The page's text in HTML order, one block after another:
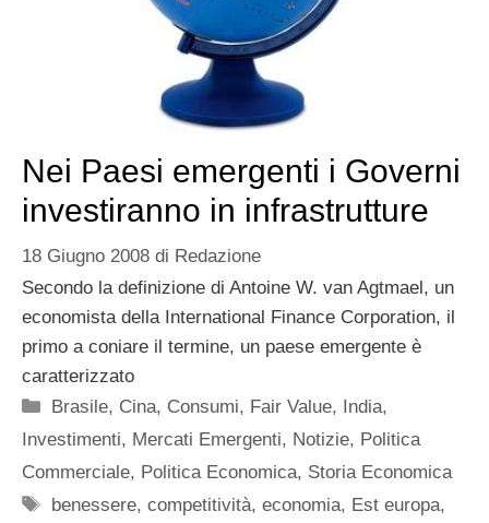
Nei Paesi emergenti i Governi
investiranno in infrastrutture
18 Giugno 2008 di Redazione
Secondo la definizione di Antoine W. van Agtmael, un
economista della International Finance Corporation, il
primo a coniare il termine, un paese emergente è
caratterizzato
Categorie
Brasile, Cina, Consumi, Fair Value, India,
Investimenti, Mercati Emergenti, Notizie, Politica
Commerciale, Politica Economica, Storia Economica
Tag
benessere,competitività,economia, Est europa,